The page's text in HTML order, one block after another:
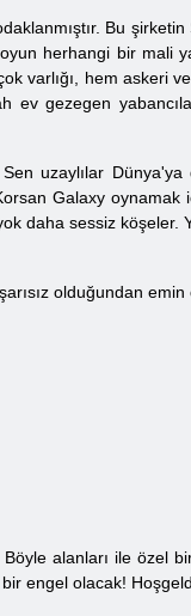
Bu
herhangi bir mali
varlığı, hem
gezegen
uzaylılar
Galaxy
daha sessiz
olduğundan
alanları ile
engel olacak!